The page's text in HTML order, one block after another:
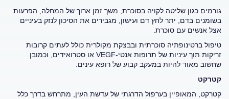
גורמים כגון שליטה לקויה בסוכרת, משך זמן ארוך של המחלה, הפרעות
בשומנים בדם, יתר לחץ דם ועישון, מגבירים את הסיכון לנזק בעיניים
אצל אנשים עם סוכרת.
טיפול ברטינופתיה סוכרתית ובבצקת מקולרית כולל לעתים קרובות
זריקות תוך עיניות של תרופות אנטי-VEGF או סטרואידים, וכמובן
שחשוב מאוד להיות במעקב קבוע של רופא עינים.
קטרקט
קטרקט, המאופיין בערפול הדרגתי של עדשת העין, מתרחש בדרך כלל